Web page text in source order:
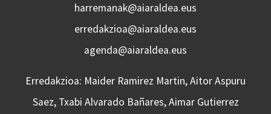
harremanak@aiaraldea.eus
erredakzioa@aiaraldea.eus
agenda@aiaraldea.eus
Erredakzioa: Maider Ramirez Martin, Aitor Aspuru
Saez, Txabi Alvarado Bañares, Aimar Gutierrez